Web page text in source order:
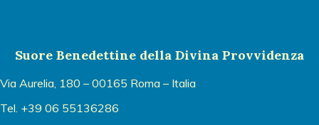
Suore Benedettine della Divina Provvidenza
Via Aurelia, 180 – 00165 Roma – Italia
Tel. +39 06 55136286